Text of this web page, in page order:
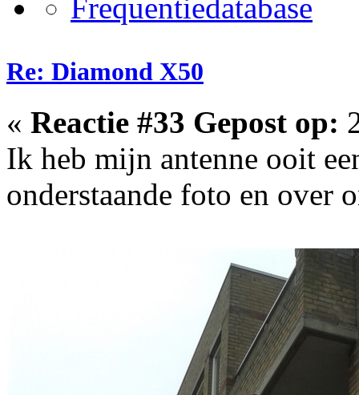
Re: Diamond X50
« Reactie #33 Gepost op:
Ik heb mijn antenne ooit
onderstaande foto en over